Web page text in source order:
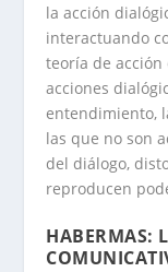
la acción
interactuando
teoría de
acciones
entendimiento,
las que no son
del diálogo,
reproducen
HABERMAS: